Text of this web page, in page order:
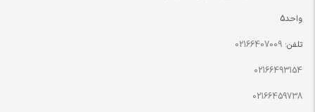
واحد5
تلفن: 02166407009
02166493154
02166459738